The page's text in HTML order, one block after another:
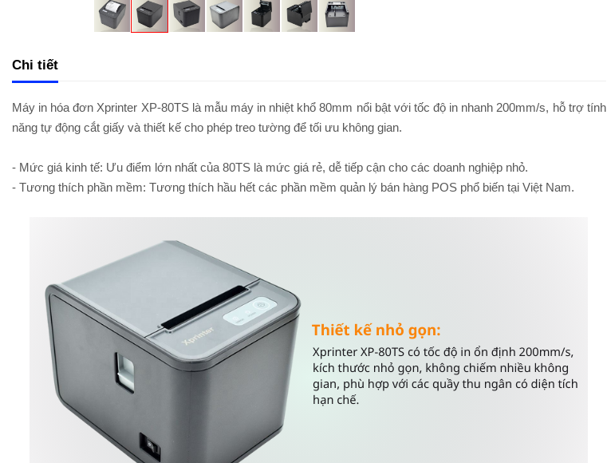
Chi tiết
Máy in hóa đơn Xprinter XP-80TS là mẫu máy in nhiệt khổ 80mm nổi bật với tốc độ in nhanh 200mm/s, hỗ trợ tính
năng tự động cắt giấy và thiết kế cho phép treo tường để tối ưu không gian.
- Mức giá kinh tế: Ưu điểm lớn nhất của 80TS là mức giá rẻ, dễ tiếp cận cho các doanh nghiệp nhỏ.
- Tương thích phần mềm: Tương thích hầu hết các phần mềm quản lý bán hàng POS phổ biến tại Việt Nam.